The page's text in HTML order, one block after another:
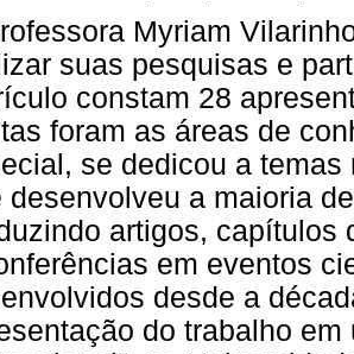
Myriam
suas pesquisas e
constam 28
foram as áreas de
se dedicou a
desenvolveu a maioria
artigos, capítulos
em eventos
desde a
do trabalho